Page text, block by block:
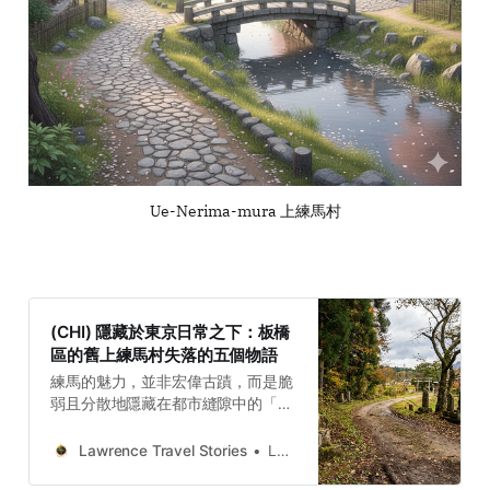
Ue-Nerima-mura 上練馬村
(CHI) 隱藏於東京日常之下：板橋
區的舊上練馬村失落的五個物語
練馬的魅力，並非宏偉古蹟，而是脆
弱且分散地隱藏在都市縫隙中的「原
目了然，而是需要我們用心尋找、串
Lawrence Travel Stories Lawrence